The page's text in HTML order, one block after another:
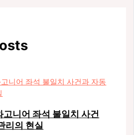
니어 좌석 불일치 사건
리의 현실